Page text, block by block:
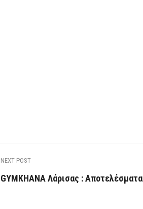
NEXT POST
GYMKHANA Λάρισας : Αποτελέσματα